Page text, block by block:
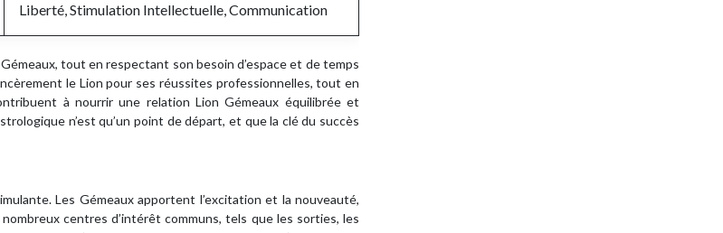
Liberté, Stimulation Intellectuelle, Communication
tout en respectant son besoin d’espace et de temps
le Lion pour ses réussites professionnelles, tout en
à nourrir une relation Lion Gémeaux équilibrée et
n’est qu’un point de départ, et que la clé du succès
Les Gémeaux apportent l’excitation et la nouveauté,
centres d’intérêt communs, tels que les sorties, les